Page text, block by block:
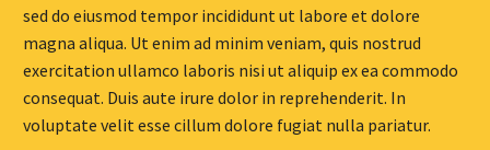
sed do eiusmod tempor incididunt ut labore et dolore
magna aliqua. Ut enim ad minim veniam, quis nostrud
exercitation ullamco laboris nisi ut aliquip ex ea commodo
consequat. Duis aute irure dolor in reprehenderit. In
voluptate velit esse cillum dolore fugiat nulla pariatur.